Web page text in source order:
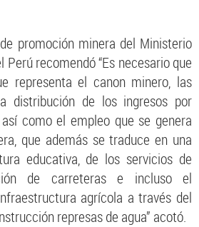
promoción minera del Ministerio
Perú recomendó “Es necesario que
representa el canon minero, las
distribución de los ingresos por
como el empleo que se genera
que además se traduce en una
educativa, de los servicios de
de carreteras e incluso el
agrícola a través del
represas de agua” acotó.